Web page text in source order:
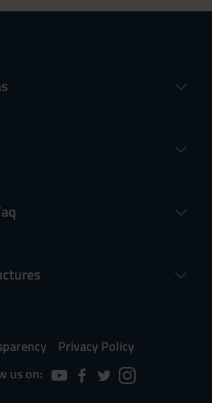
Privacy Policy
us on: